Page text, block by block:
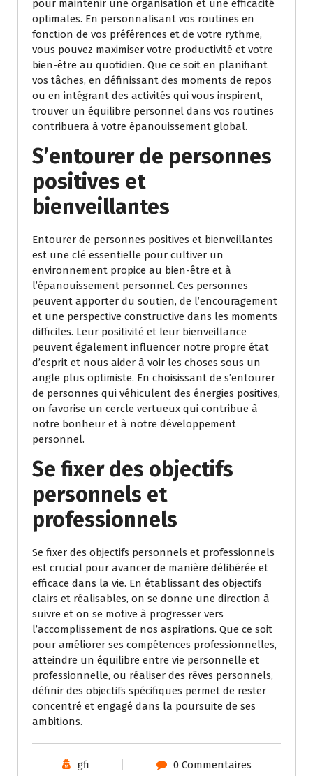
pour maintenir une organisation et une efficacité
optimales. En personnalisant vos routines en
fonction de vos préférences et de votre rythme,
vous pouvez maximiser votre productivité et votre
bien-être au quotidien. Que ce soit en planifiant
vos tâches, en définissant des moments de repos
ou en intégrant des activités qui vous inspirent,
trouver un équilibre personnel dans vos routines
contribuera à votre épanouissement global.
S’entourer de personnes
positives et
bienveillantes
Entourer de personnes positives et bienveillantes
est une clé essentielle pour cultiver un
environnement propice au bien-être et à
l’épanouissement personnel. Ces personnes
peuvent apporter du soutien, de l’encouragement
et une perspective constructive dans les moments
difficiles. Leur positivité et leur bienveillance
peuvent également influencer notre propre état
d’esprit et nous aider à voir les choses sous un
angle plus optimiste. En choisissant de s’entourer
de personnes qui véhiculent des énergies positives,
on favorise un cercle vertueux qui contribue à
notre bonheur et à notre développement
personnel.
Se fixer des objectifs
personnels et
professionnels
Se fixer des objectifs personnels et professionnels
est crucial pour avancer de manière délibérée et
efficace dans la vie. En établissant des objectifs
clairs et réalisables, on se donne une direction à
suivre et on se motive à progresser vers
l’accomplissement de nos aspirations. Que ce soit
pour améliorer ses compétences professionnelles,
atteindre un équilibre entre vie personnelle et
professionnelle, ou réaliser des rêves personnels,
définir des objectifs spécifiques permet de rester
concentré et engagé dans la poursuite de ses
ambitions.
gfi 0 Commentaires